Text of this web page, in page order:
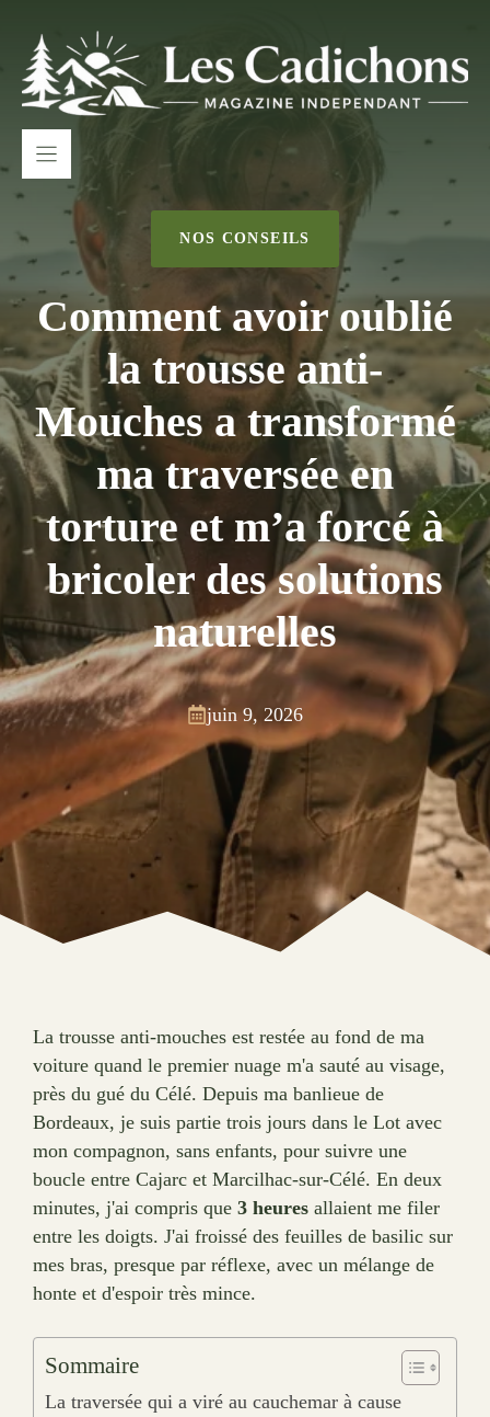
contenu
NOS CONSEILS
Comment avoir oublié
la trousse anti-
Mouches a transformé
ma traversée en
torture et m’a forcé à
bricoler des solutions
naturelles
juin 9, 2026
La trousse anti-mouches est restée au fond de ma
voiture quand le premier nuage m'a sauté au visage,
près du gué du Célé. Depuis ma banlieue de
Bordeaux, je suis partie trois jours dans le Lot avec
mon compagnon, sans enfants, pour suivre une
boucle entre Cajarc et Marcilhac-sur-Célé. En deux
minutes, j'ai compris que 3 heures allaient me filer
entre les doigts. J'ai froissé des feuilles de basilic sur
mes bras, presque par réflexe, avec un mélange de
honte et d'espoir très mince.
Sommaire
La traversée qui a viré au cauchemar à cause